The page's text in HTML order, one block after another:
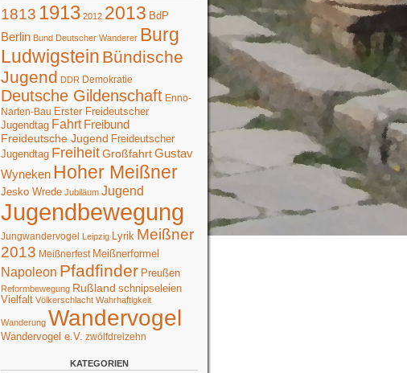
1813 1913 2012 2013 BdP
Berlin Bund Deutscher Wanderer Burg
Ludwigstein Bündische
Jugend DDR Demokratie
Deutsche Gildenschaft Enno-
Narten-Bau Erster Freideutscher
Jugendtag Fahrt Freibund
Freideutsche Jugend Freideutscher
Jugendtag FreiheitGroßfahrtGustav
Wyneken Hoher Meißner
Jesko Wrede Jubiläum Jugend
Jugendbewegung
Jungwandervogel Leipzig Lyrik Meißner
2013 Meißnerfest Meißnerformel
Napoleon Pfadfinder Preußen
Reformbewegung Rußland schnipseleien
Vielfalt Völkerschlacht Wahrhaftigkeit
Wanderung Wandervogel
Wandervogel e.V. zwölfdreizehn
KATEGORIEN